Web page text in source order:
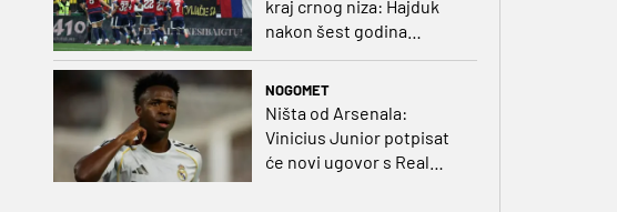
kraj crnog niza: Hajduk
nakon šest godina
NOGOMET
Ništa od Arsenala:
Vinicius Junior potpisat
će novi ugovor s Real